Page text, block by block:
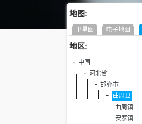
地图:
卫星图 电子地图
地区:
中国
河北省
邯郸市
曲周县
曲周镇
安寨镇